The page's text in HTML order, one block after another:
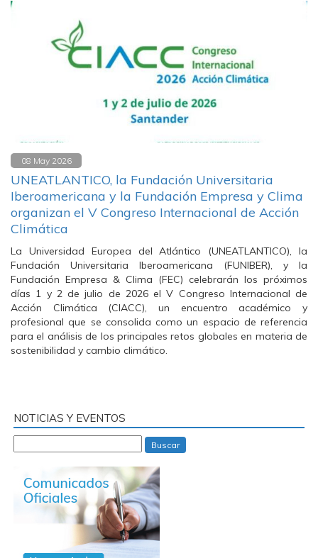
08 May 2026
UNEATLANTICO, la Fundación Universitaria
Iberoamericana y la Fundación Empresa y Clima
organizan el V Congreso Internacional de Acción
Climática
La Universidad Europea del Atlántico (UNEATLANTICO), la
Fundación Universitaria Iberoamericana (FUNIBER), y la
Fundación Empresa & Clima (FEC) celebrarán los próximos
días 1 y 2 de julio de 2026 el V Congreso Internacional de
Acción Climática (CIACC), un encuentro académico y
profesional que se consolida como un espacio de referencia
para el análisis de los principales retos globales en materia de
sostenibilidad y cambio climático.
NOTICIAS Y EVENTOS
Buscar